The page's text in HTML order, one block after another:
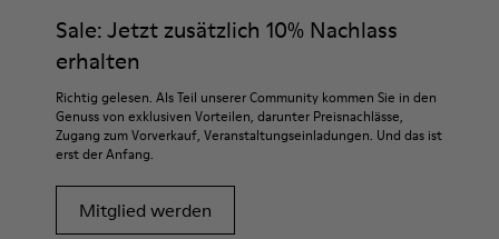
Sale: Jetzt zusätzlich 10% Nachlass
erhalten
Richtig gelesen. Als Teil unserer Community kommen Sie in den
Genuss von exklusiven Vorteilen, darunter Preisnachlässe,
Zugang zum Vorverkauf, Veranstaltungseinladungen. Und das ist
erst der Anfang.
Mitglied werden